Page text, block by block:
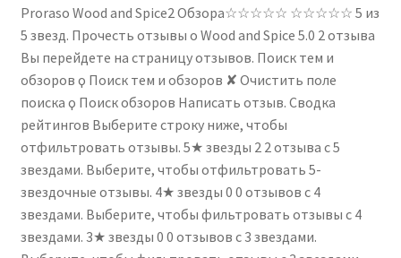
Proraso Wood and Spice2 Обзора☆☆☆☆☆ ☆☆☆☆☆ 5 из
5 звезд. Прочесть отзывы о Wood and Spice 5.0 2 отзыва
Вы перейдете на страницу отзывов. Поиск тем и
обзоров ϙ Поиск тем и обзоров ✘ Очистить поле
поиска ϙ Поиск обзоров Написать отзыв. Сводка
рейтингов Выберите строку ниже, чтобы
отфильтровать отзывы. 5★ звезды 2 2 отзыва с 5
звездами. Выберите, чтобы отфильтровать 5-
звездочные отзывы. 4★ звезды 0 0 отзывов с 4
звездами. Выберите, чтобы фильтровать отзывы с 4
звездами. 3★ звезды 0 0 отзывов с 3 звездами.